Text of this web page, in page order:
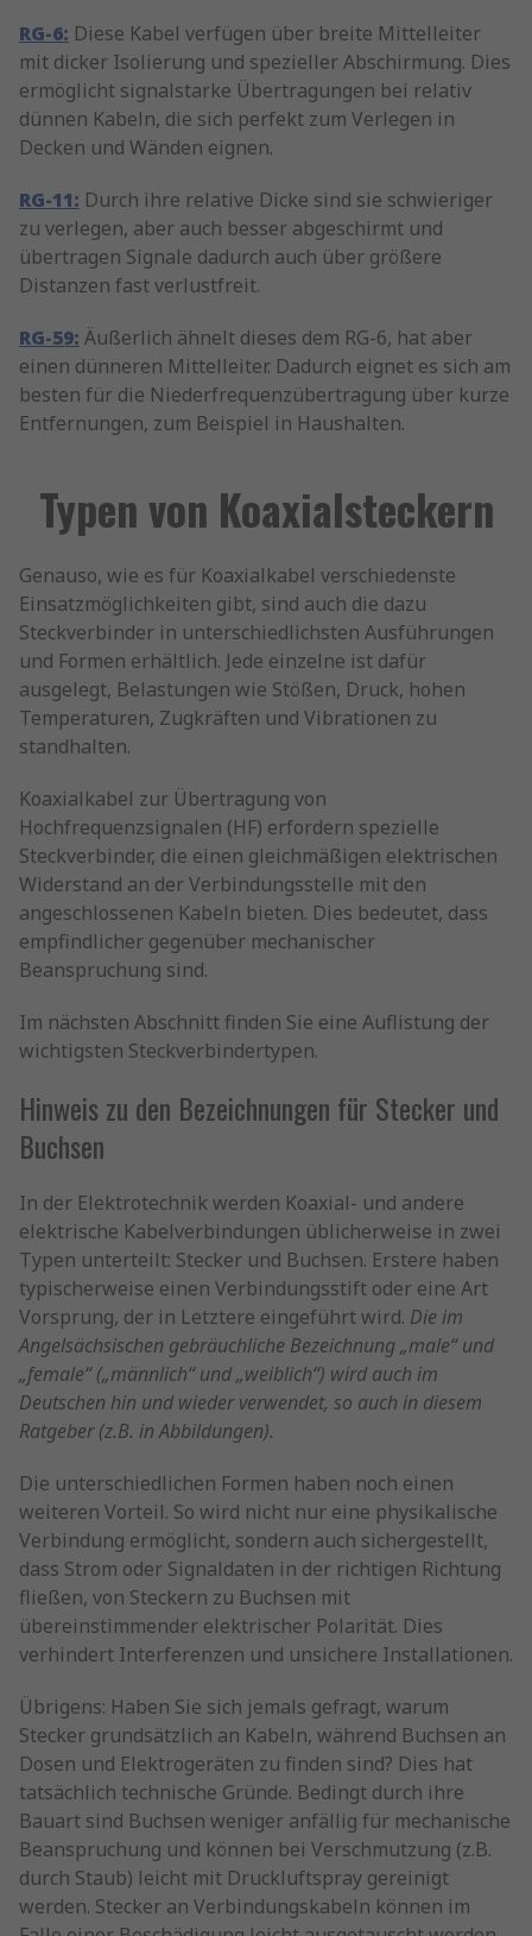
RG-6: Diese Kabel verfügen über breite Mittelleiter
mit dicker Isolierung und spezieller Abschirmung. Dies
ermöglicht signalstarke Übertragungen bei relativ
dünnen Kabeln, die sich perfekt zum Verlegen in
Decken und Wänden eignen.
RG-11: Durch ihre relative Dicke sind sie schwieriger
zu verlegen, aber auch besser abgeschirmt und
übertragen Signale dadurch auch über größere
Distanzen fast verlustfreit.
RG-59: Äußerlich ähnelt dieses dem RG-6, hat aber
einen dünneren Mittelleiter. Dadurch eignet es sich am
besten für die Niederfrequenzübertragung über kurze
Entfernungen, zum Beispiel in Haushalten.
Typen von Koaxialsteckern
Genauso, wie es für Koaxialkabel verschiedenste
Einsatzmöglichkeiten gibt, sind auch die dazu
Steckverbinder in unterschiedlichsten Ausführungen
und Formen erhältlich. Jede einzelne ist dafür
ausgelegt, Belastungen wie Stößen, Druck, hohen
Temperaturen, Zugkräften und Vibrationen zu
standhalten.
Koaxialkabel zur Übertragung von
Hochfrequenzsignalen (HF) erfordern spezielle
Steckverbinder, die einen gleichmäßigen elektrischen
Widerstand an der Verbindungsstelle mit den
angeschlossenen Kabeln bieten. Dies bedeutet, dass
empfindlicher gegenüber mechanischer
Beanspruchung sind.
Im nächsten Abschnitt finden Sie eine Auflistung der
wichtigsten Steckverbindertypen.
Hinweis zu den Bezeichnungen für Stecker und
Buchsen
In der Elektrotechnik werden Koaxial- und andere
elektrische Kabelverbindungen üblicherweise in zwei
Typen unterteilt: Stecker und Buchsen. Erstere haben
typischerweise einen Verbindungsstift oder eine Art
Vorsprung, der in Letztere eingeführt wird. Die im
Angelsächsischen gebräuchliche Bezeichnung „male“ und
„female“ („männlich“ und „weiblich“) wird auch im
Deutschen hin und wieder verwendet, so auch in diesem
Ratgeber (z.B. in Abbildungen).
Die unterschiedlichen Formen haben noch einen
weiteren Vorteil. So wird nicht nur eine physikalische
Verbindung ermöglicht, sondern auch sichergestellt,
dass Strom oder Signaldaten in der richtigen Richtung
fließen, von Steckern zu Buchsen mit
übereinstimmender elektrischer Polarität. Dies
verhindert Interferenzen und unsichere Installationen.
Übrigens: Haben Sie sich jemals gefragt, warum
Stecker grundsätzlich an Kabeln, während Buchsen an
Dosen und Elektrogeräten zu finden sind? Dies hat
tatsächlich technische Gründe. Bedingt durch ihre
Bauart sind Buchsen weniger anfällig für mechanische
Beanspruchung und können bei Verschmutzung (z.B.
durch Staub) leicht mit Druckluftspray gereinigt
werden. Stecker an Verbindungskabeln können im